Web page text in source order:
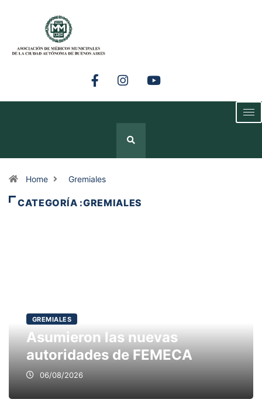
Home Gremiales
CATEGORÍA :GREMIALES
GREMIALES
Asumieron las nuevas
autoridades de FEMECA
06/08/2026